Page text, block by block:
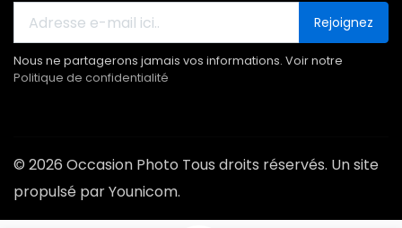
Rejoignez
Nous ne partagerons jamais vos informations. Voir notre
Politique de confidentialité
© 2026 Occasion Photo Tous droits réservés. Un site
propulsé par Younicom.